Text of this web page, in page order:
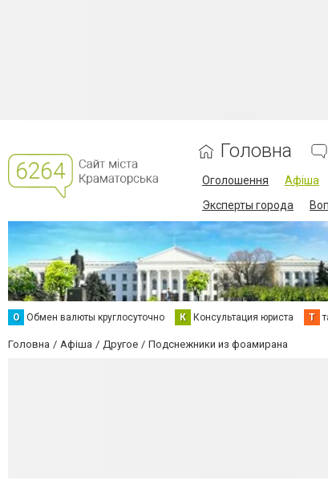
Головна
Оголошення Афіша
Эксперты города
О Обмен валюты круглосуточно К Консультация юриста Т
Головна Афіша Другое Подснежники из фоамирана